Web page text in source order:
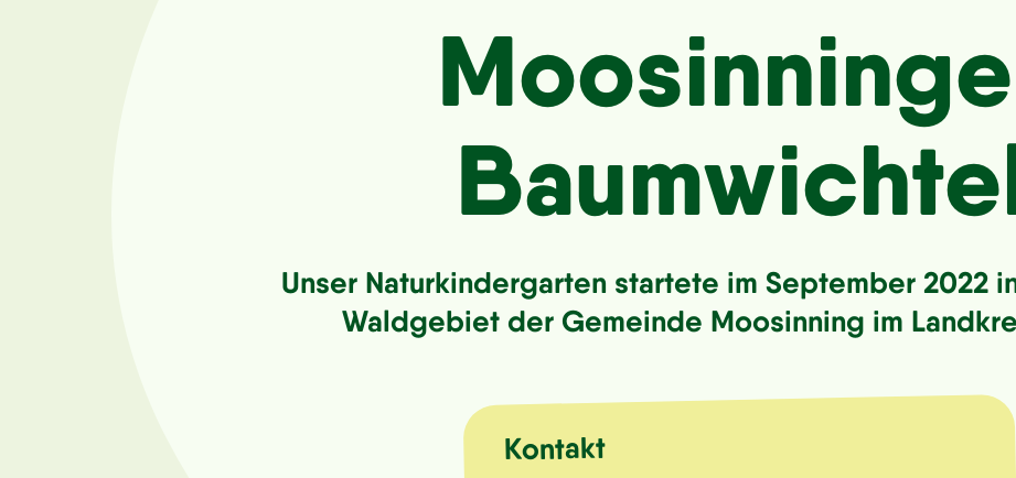
Unser Naturkindergarten startete im September 2022
Waldgebiet der Gemeinde Moosinning im
Kontakt